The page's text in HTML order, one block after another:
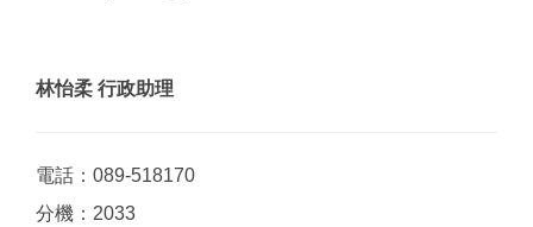
林怡柔 行政助理
電話：089-518170
分機：2033